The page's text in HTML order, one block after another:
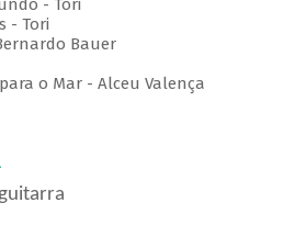
- Tori
- Tori
Bauer
o Mar - Alceu Valença